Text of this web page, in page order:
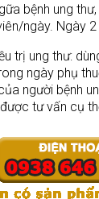
bệnh ung
ngày. Ngày
trị ung thư:
ngày phụ
người bệnh
tư vấn cụ